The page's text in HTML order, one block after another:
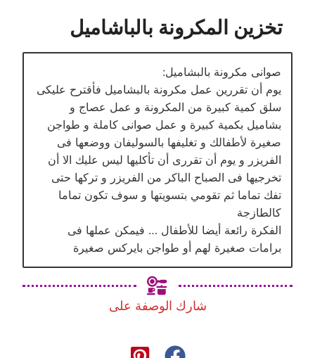
تخزين المكرونة بالباشاميل
صوانى مكرونة بالبشاميل:
يوم أن تقررين عمل مكرونة بالبشاميل فأقترح عليكى
سلق كمية كبيرة من المكرونة و عمل عصاج و
بشاميل بكمية كبيرة و عمل صوانى كاملة و طواجن
صغيرة ﻷطفالك و تغليفها بالسوليفان ووضعها فى
الفريزر و يوم أن تقررى أن تأكليها ليس عليك الا أن
تخرجيها فى الصباح الباكر من الفريزر و تركها حتى
تفك تماما ثم تقومي بتسويتها و سوف تكون تماما
كالطازجة
الفكرة رائعة أيضا للأطفال … فيمكن عملها فى
برامات صغيرة لهم أو طواجن بايركس صغيرة
شارك الوصفة على